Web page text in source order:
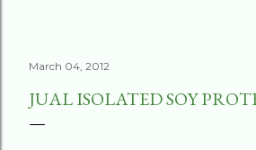
March 04, 2012
JUAL ISOLATED SOY